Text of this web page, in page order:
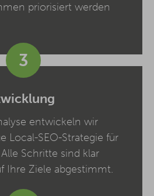
priorisiert werden
3
entwickeln wir
Local-SEO-Strategie für
Schritte sind klar
Ihre Ziele abgestimmt.